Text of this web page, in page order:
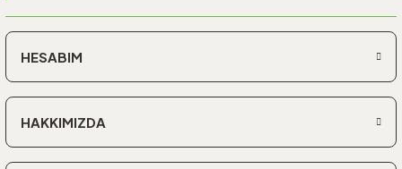
HESABIM
HAKKIMIZDA